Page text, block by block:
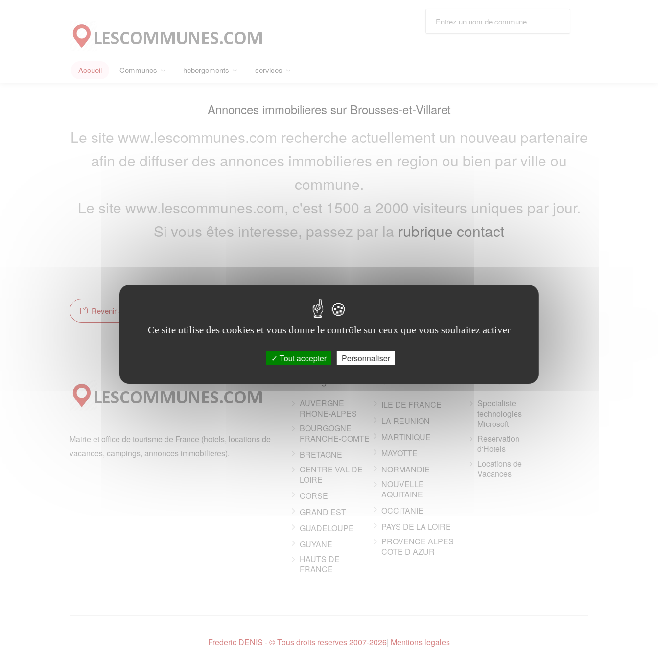
Accueil Communes hebergements services
Annonces immobilieres sur Brousses-et-Villaret
Le site www.lescommunes.com recherche actuellement un nouveau partenaire
afin de diffuser des annonces immobilieres en region ou bien par ville ou
commune.
Le site www.lescommunes.com, c'est 1500 a 2000 visiteurs uniques par jour.
Si vous êtes interesse, passez par la rubrique contact
Revenir à la page d'accueil
Mairie et office de tourisme de France (hotels, locations de
vacances, campings, annonces immobilieres).
Les regions de France
AUVERGNE
RHONE-ALPES
BOURGOGNE
FRANCHE-COMTE
BRETAGNE
CENTRE VAL DE
LOIRE
CORSE
GRAND EST
GUADELOUPE
GUYANE
HAUTS DE
FRANCE
ILE DE FRANCE
LA REUNION
MARTINIQUE
MAYOTTE
NORMANDIE
NOUVELLE
AQUITAINE
OCCITANIE
PAYS DE LA LOIRE
PROVENCE ALPES
COTE D AZUR
Partenaires
Specialiste
technologies
Microsoft
Reservation
d'Hotels
Locations de
Vacances
Frederic DENIS - © Tous droits reserves 2007-2026| Mentions legales
Ce site utilise des cookies et vous donne le contrôle sur ceux que vous souhaitez activer
Tout accepter Personnaliser